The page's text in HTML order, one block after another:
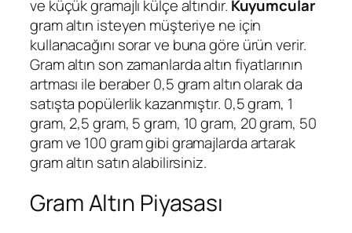
ve küçük gramajlı külçe altındır. Kuyumcular
gram altın isteyen müşteriye ne için
kullanacağını sorar ve buna göre ürün verir.
Gram altın son zamanlarda altın fiyatlarının
artması ile beraber 0,5 gram altın olarak da
satışta popülerlik kazanmıştır. 0,5 gram, 1
gram, 2,5 gram, 5 gram, 10 gram, 20 gram, 50
gram ve 100 gram gibi gramajlarda artarak
gram altın satın alabilirsiniz.
Gram Altın Piyasası